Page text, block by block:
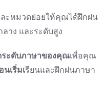
ะหมวดย่อยให้คุณได้ฝึกฝน
าง และระดับสูง
ะดับภาษาของคุณเพื่อคุณ
นเริ่มเรียนและฝึกฝนภาษา